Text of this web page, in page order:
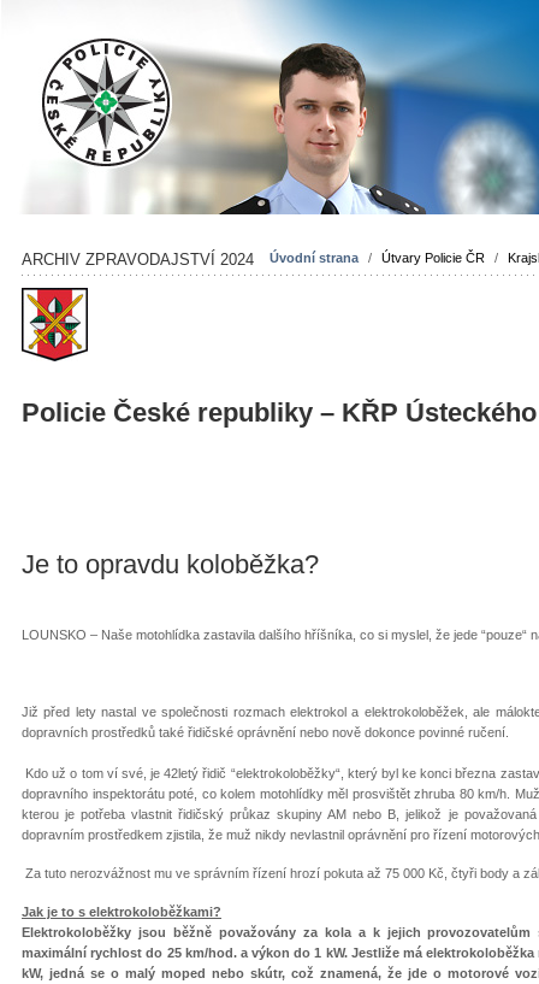
Úvodní strana / Útvary Policie ČR /
ARCHIV ZPRAVODAJSTVÍ 2024
Policie České republiky – KŘP
Je to opravdu koloběžka?
LOUNSKO – Naše motohlídka zastavila dalšího hříšníka, co si myslel, že jede “pouze“
Již před lety nastal ve společnosti rozmach elektrokol a elektrokoloběžek, ale
dopravních prostředků také řidičské oprávnění nebo nově dokonce povinné ručení.
Kdo už o tom ví své, je 42letý řidič “elektrokoloběžky“, který byl ke konci března
dopravního inspektorátu poté, co kolem motohlídky měl prosvištět zhruba 80 km/h.
kterou je potřeba vlastnit řidičský průkaz skupiny AM nebo B, jelikož je
dopravním prostředkem zjistila, že muž nikdy nevlastnil oprávnění pro řízení
Za tuto nerozvážnost mu ve správním řízení hrozí pokuta až 75 000 Kč, čtyři body a
Jak je to s elektrokoloběžkami?
Elektrokoloběžky jsou běžně považovány za kola a k jejich
maximální rychlost do 25 km/hod. a výkon do 1 kW. Jestliže má
kW, jedná se o malý moped nebo skútr, což znamená, že jde o motorové